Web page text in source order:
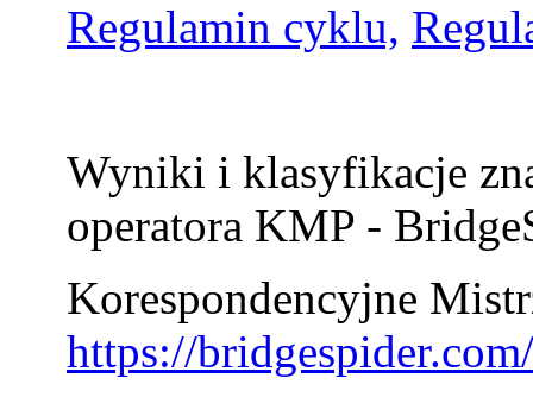
Regulamin cyklu,
Wyniki i klasyfikacje
operatora KMP -
Korespondencyjne
https://